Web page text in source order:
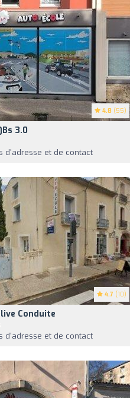
4.8 (55)
3.0
d'adresse et de contact
4.7 (10)
Conduite
d'adresse et de contact